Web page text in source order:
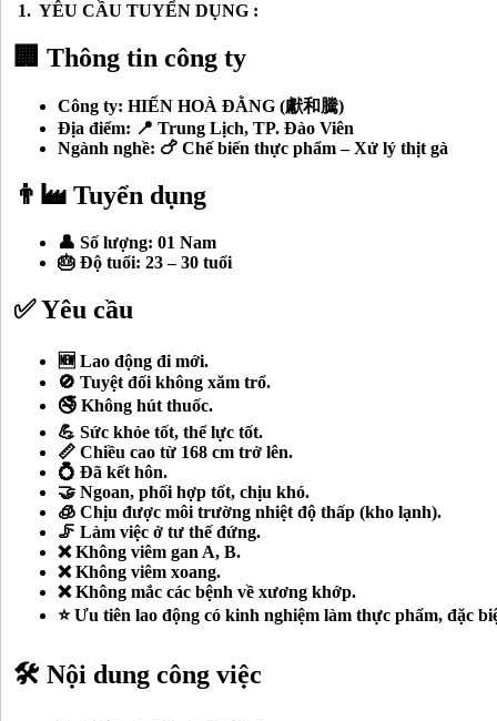
1. YÊU CẦU TUYỂN DỤNG :
🏢 Thông tin công ty
Công ty: HIẾN HOÀ ĐẰNG (獻和騰)
Địa điểm: 📍 Trung Lịch, TP. Đào Viên
Ngành nghề: 🍗 Chế biến thực phẩm – Xử lý thịt gà
👨‍🏭 Tuyển dụng
👤 Số lượng: 01 Nam
🎂 Độ tuổi: 23 – 30 tuổi
✅ Yêu cầu
🆕 Lao động đi mới.
🚫 Tuyệt đối không xăm trổ.
🚭 Không hút thuốc.
💪 Sức khỏe tốt, thể lực tốt.
📏 Chiều cao từ 168 cm trở lên.
💍 Đã kết hôn.
🤝 Ngoan, phối hợp tốt, chịu khó.
🧊 Chịu được môi trường nhiệt độ thấp (kho lạnh).
🦵 Làm việc ở tư thế đứng.
❌ Không viêm gan A, B.
❌ Không viêm xoang.
❌ Không mắc các bệnh về xương khớp.
⭐ Ưu tiên lao động có kinh nghiệm làm thực phẩm, đặc
🛠️ Nội dung công việc